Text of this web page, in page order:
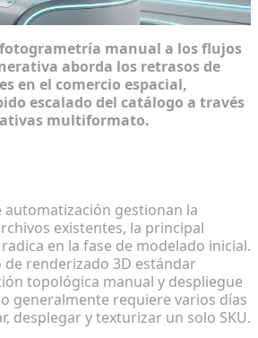
manual a los flujos
aborda los retrasos de
en el comercio espacial,
escalado del catálogo a través
multiformato.
automatización gestionan la
existentes, la principal
en la fase de modelado inicial.
renderizado 3D estándar
topológica manual y despliegue
generalmente requiere varios días
desplegar y texturizar un solo SKU.